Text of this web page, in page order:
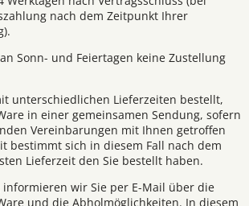
nach dem Zeitpunkt Ihrer
Sonn- und Feiertagen keine Zustellung
unterschiedlichen Lieferzeiten bestellt,
in einer gemeinsamen Sendung, sofern
Vereinbarungen mit Ihnen getroffen
bestimmt sich in diesem Fall nach dem
Lieferzeit den Sie bestellt haben.
informieren wir Sie per E-Mail über die
und die Abholmöglichkeiten. In diesem